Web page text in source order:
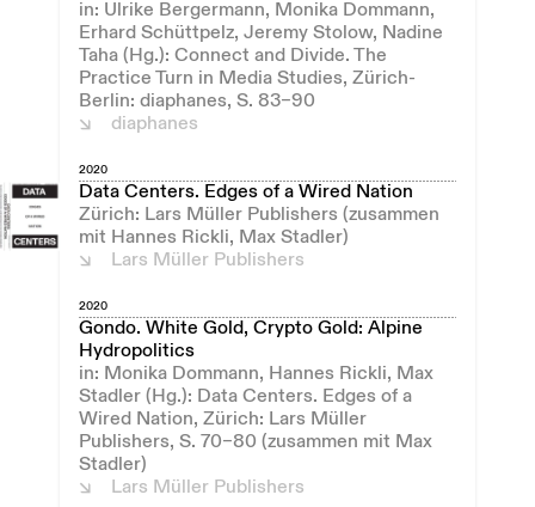
in: Ulrike Bergermann, Monika Dommann,
Erhard Schüttpelz, Jeremy Stolow, Nadine
Taha (Hg.): Connect and Divide. The
Practice Turn in Media Studies, Zürich-
Berlin: diaphanes, S. 83–90
diaphanes
2020
Data Centers. Edges of a Wired Nation
Zürich: Lars Müller Publishers (zusammen
mit Hannes Rickli, Max Stadler)
Lars Müller Publishers
2020
Gondo. White Gold, Crypto Gold: Alpine
Hydropolitics
in: Monika Dommann, Hannes Rickli, Max
Stadler (Hg.): Data Centers. Edges of a
Wired Nation, Zürich: Lars Müller
Publishers, S. 70–80 (zusammen mit Max
Stadler)
Lars Müller Publishers